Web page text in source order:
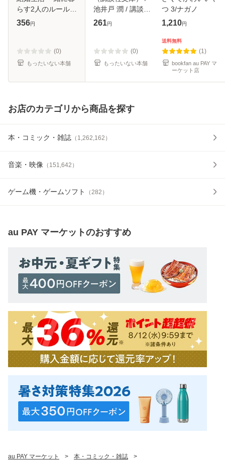
らす2人のルール 8
/ 池田暁子 / メディ
料無料】
356円
(0)
もったいない本舗
池井戸 潤 / 講談社
[文庫]【メール便送
261円
(0)
もったいない本舗
つ 3/ナガノ
1,210円
送料無料
(1)
bookfan au PAY マ
ーケット店
お店のカテゴリから商品を探す
本・コミック・雑誌 （ 1,262,162 ）
音楽・映像 （ 151,642 ）
ゲーム機・ゲームソフト （282 ）
au PAY マーケットのおすすめ
au PAY マーケット > 本・コミック・雑誌
>